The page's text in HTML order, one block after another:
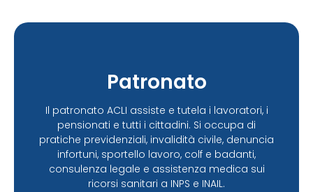
Patronato
Il patronato ACLI assiste e tutela i lavoratori, i
pensionati e tutti i cittadini. Si occupa di
pratiche previdenziali, invalidità civile, denuncia
infortuni, sportello lavoro, colf e badanti,
consulenza legale e assistenza medica sui
ricorsi sanitari a INPS e INAIL.